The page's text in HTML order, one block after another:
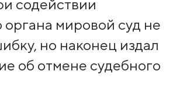
содействии
органа мировой суд не
но наконец издал
об отмене судебного